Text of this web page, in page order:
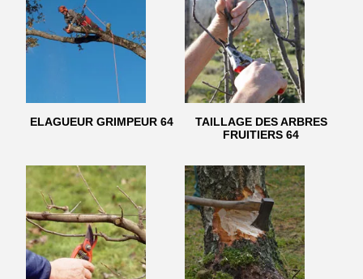
ELAGUEUR GRIMPEUR 64
TAILLAGE DES ARBRES
FRUITIERS 64